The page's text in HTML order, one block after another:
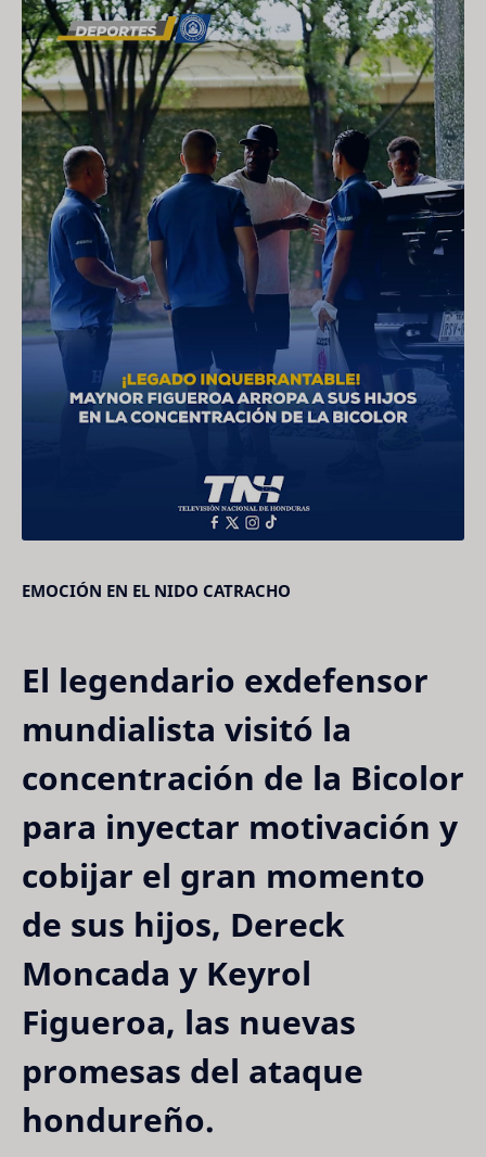
EMOCIÓN EN EL NIDO CATRACHO
El legendario exdefensor
mundialista visitó la
concentración de la Bicolor
para inyectar motivación y
cobijar el gran momento
de sus hijos, Dereck
Moncada y Keyrol
Figueroa, las nuevas
promesas del ataque
hondureño.